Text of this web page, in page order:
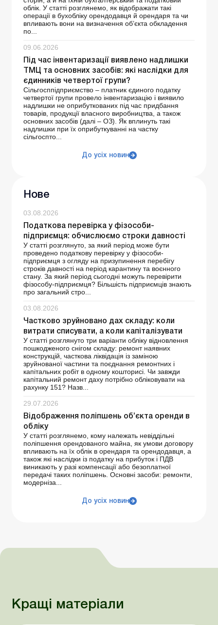
облік. У статті розглянемо, як відображати такі
операції в бухобліку орендодавця й орендаря та чи
впливають вони на визначення об’єкта обкладення
по...
09.06.2026
Під час інвентаризації виявлено надлишки
ТМЦ та основних засобів: які наслідки для
єдинників четвертої групи?
Сільгосппідприємство – платник єдиного податку
четвертої групи провело інвентаризацію і виявило
надлишки не оприбуткованих під час придбання
товарів, продукції власного виробництва, а також
основних засобів (далі – ОЗ). Як вплинуть такі
надлишки при їх оприбуткуванні на частку
сільгоспто...
До усіх новин
Нове
03.08.2026
Податкова перевірка у фізособи-
підприємця: обчислюємо строки давності
У статті розглянуто, за який період може бути
проведено податкову перевірку у фізособи-
підприємця з огляду на призупинення перебігу
строків давності на період карантину та воєнного
стану. За який період сьогодні можуть перевірити
фізособу-підприємця? Більшість підприємців знають
про загальний стро...
03.08.2026
Частково зруйновано дах складу: коли
витрати списувати, а коли капіталізувати
У статті розглянуто три варіанти обліку відновлення
пошкодженого снігом складу: ремонт наявних
конструкцій, часткова ліквідація із заміною
зруйнованої частини та поєднання ремонтних і
капітальних робіт в одному кошторисі. Чи завжди
капітальний ремонт даху потрібно обліковувати на
рахунку 151? Назв...
29.07.2026
Відображення поліпшень об’єкта оренди в
обліку
У статті розглянемо, кому належать невіддільні
поліпшення орендованого майна, як умови договору
впливають на їх облік в орендаря та орендодавця, а
також які наслідки із податку на прибуток і ПДВ
виникають у разі компенсації або безоплатної
передачі таких поліпшень. Основні засоби: ремонти,
модерніза...
До усіх новин
Кращі матеріали